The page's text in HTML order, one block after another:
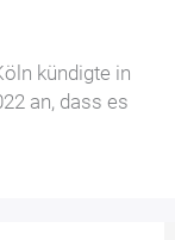
kündigte in
an, dass es